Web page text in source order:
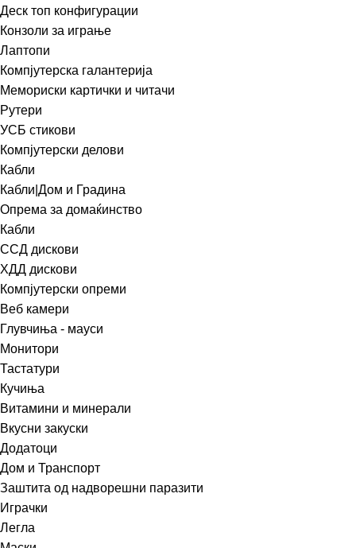
Деск топ конфигурации
Конзоли за играње
Лаптопи
Компјутерска галантерија
Мемориски картички и читачи
Рутери
УСБ стикови
Компјутерски делови
Кабли
Кабли|Дом и Градина
Опрема за домаќинство
Кабли
ССД дискови
ХДД дискови
Компјутерски опреми
Веб камери
Глувчиња - мауси
Монитори
Тастатури
Кучиња
Витамини и минерали
Вкусни закуски
Додатоци
Дом и Транспорт
Заштита од надворешни паразити
Играчки
Легла